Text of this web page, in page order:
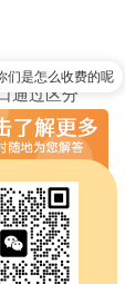
们是怎么收费的呢
现在有优惠活动吗
通过区分
从站地
差、延时